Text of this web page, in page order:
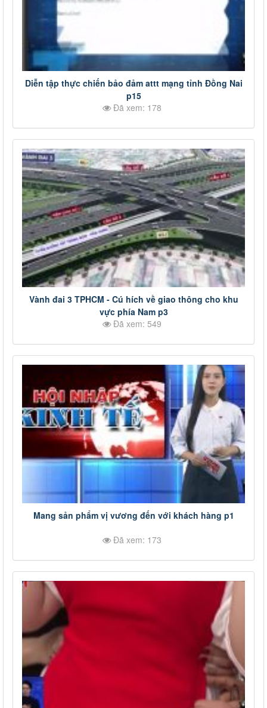
Diễn tập thực chiến bảo đảm attt mạng tỉnh Đồng Nai
p15
Đã xem: 178
Vành đai 3 TPHCM - Cú hích về giao thông cho khu
vực phía Nam p3
Đã xem: 549
Mang sản phẩm vị vương đến với khách hàng p1
Đã xem: 173